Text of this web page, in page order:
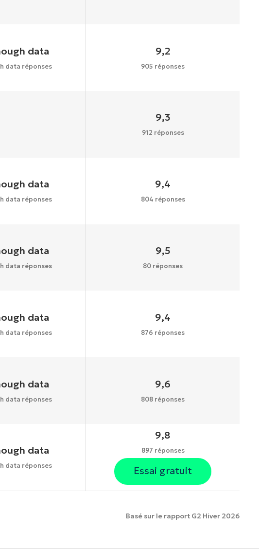
data
data réponses
9,2
905 réponses
9,3
912 réponses
data
data réponses
9,4
804 réponses
data
data réponses
9,5
80 réponses
data
data réponses
9,4
876 réponses
data
data réponses
9,6
808 réponses
data
data réponses
9,8
897 réponses
Essai gratuit
Basé sur le rapport G2 Hiver 2026